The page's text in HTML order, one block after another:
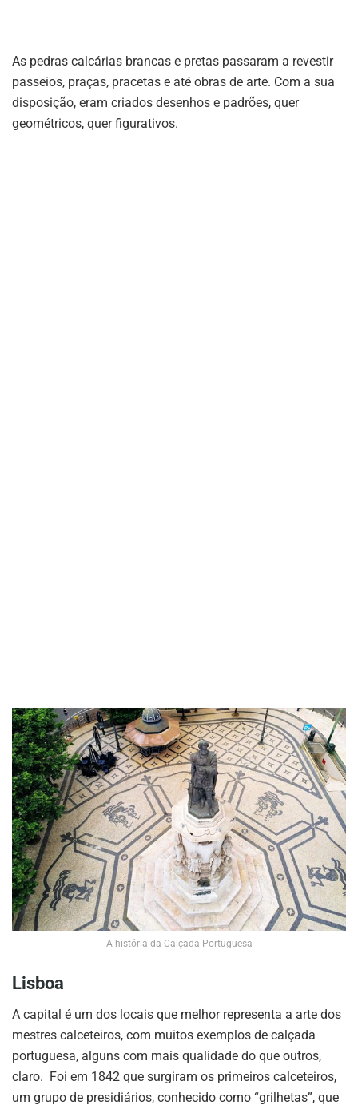
As pedras calcárias brancas e pretas passaram a revestir
passeios, praças, pracetas e até obras de arte. Com a sua
disposição, eram criados desenhos e padrões, quer
geométricos, quer figurativos.
A história da Calçada Portuguesa
Lisboa
A capital é um dos locais que melhor representa a arte dos
mestres calceteiros, com muitos exemplos de calçada
portuguesa, alguns com mais qualidade do que outros,
claro. Foi em 1842 que surgiram os primeiros calceteiros,
um grupo de presidiários, conhecido como “grilhetas”, que